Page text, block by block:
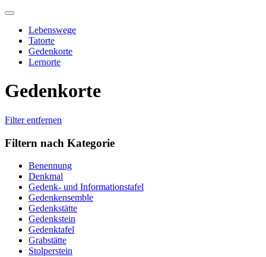
Skip
contentLebenswege
Tatorte
Gedenkorte
Lernorte
Gedenkorte
Filter entfernen
Filtern nach Kategorie
Benennung
Denkmal
Gedenk- und Informationstafel
Gedenkensemble
Gedenkstätte
Gedenkstein
Gedenktafel
Grabstätte
Stolperstein